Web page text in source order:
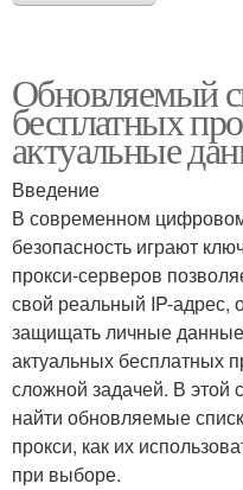
Обновляемый
бесплатных
актуальные
Введение
В современном
безопасность играют
прокси-серверов
свой реальный IP-адрес,
защищать личные
актуальных бесплатных
сложной задачей. В этой
найти обновляемые
прокси, как их
при выборе.